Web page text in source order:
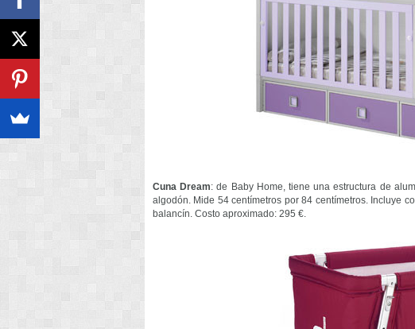
Cuna Dream: de Baby Home, tiene una estructura de
algodón. Mide 54 centímetros por 84 centímetros. Incluye
balancín. Costo aproximado: 295 €.